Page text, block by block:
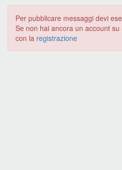
Per pubblicare messaggi devi
Se non hai ancora un account
con la registrazione